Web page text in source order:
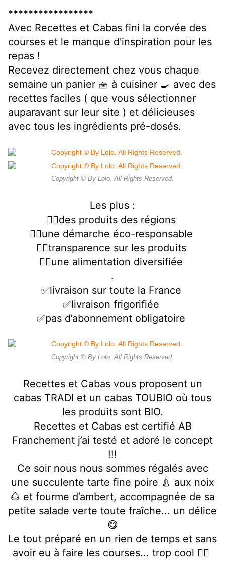
*****************
Avec Recettes et Cabas fini la corvée des
courses et le manque d'inspiration pour les
repas !
Recevez directement chez vous chaque
semaine un panier 🧺 à cuisiner 🍳 avec des
recettes faciles ( que vous sélectionner
auparavant sur leur site ) et délicieuses
avec tous les ingrédients pré-dosés.
Copyright © By Lolo. All Rights Reserved.
Les plus :
👉🏻des produits des régions
👉🏻une démarche éco-responsable
👉🏻transparence sur les produits
👉🏻une alimentation diversifiée
.
✅livraison sur toute la France
✅livraison frigorifiée
✅pas d’abonnement obligatoire
Copyright © By Lolo. All Rights Reserved.
Recettes et Cabas vous proposent un
cabas TRADI et un cabas TOUBIO où tous
les produits sont BIO.
Recettes et Cabas est certifié AB
Franchement j’ai testé et adoré le concept
!!!
Ce soir nous nous sommes régalés avec
une succulente tarte fine poire 🍐 aux noix
🌰 et fourme d’ambert, accompagnée de sa
petite salade verte toute fraîche... un délice
😋
Le tout préparé en un rien de temps et sans
avoir eu à faire les courses... trop cool 👍🏻